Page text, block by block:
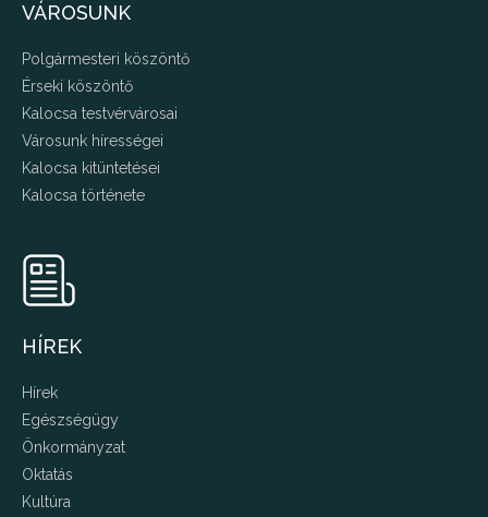
VÁROSUNK
Polgármesteri köszöntő
Érseki köszöntő
Kalocsa testvérvárosai
Városunk hírességei
Kalocsa kitüntetései
Kalocsa története
HÍREK
Hírek
Egészségügy
Önkormányzat
Oktatás
Kultúra